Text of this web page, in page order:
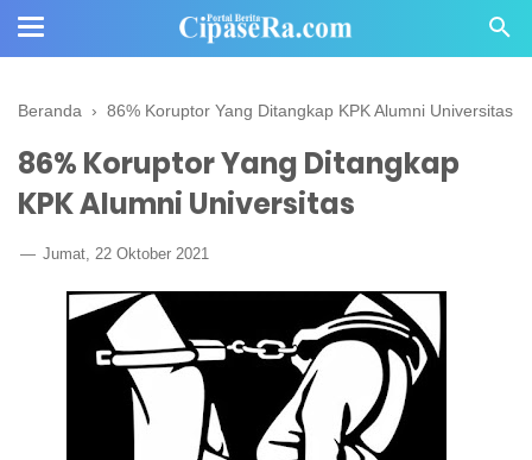
Beranda › 86% Koruptor Yang Ditangkap KPK Alumni Universitas
86% Koruptor Yang Ditangkap
KPK Alumni Universitas
Jumat, 22 Oktober 2021